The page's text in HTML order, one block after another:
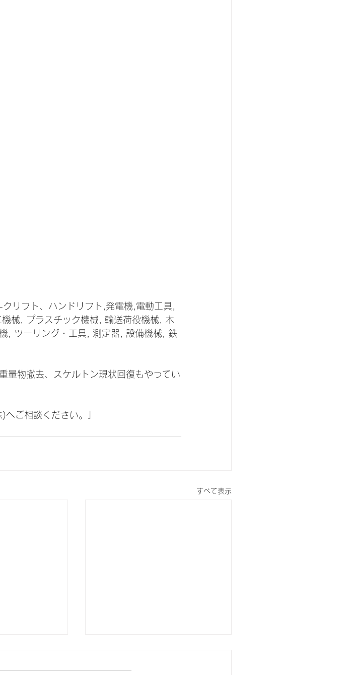
リフト、ハンドリフト,発電機,電動工具,
械, プラスチック機械, 輸送荷役機械, 木
, ツーリング・工具, 測定器, 設備機械, 鉄
量物撤去、スケルトン現状回復もやってい
へご相談ください。」
すべて表示